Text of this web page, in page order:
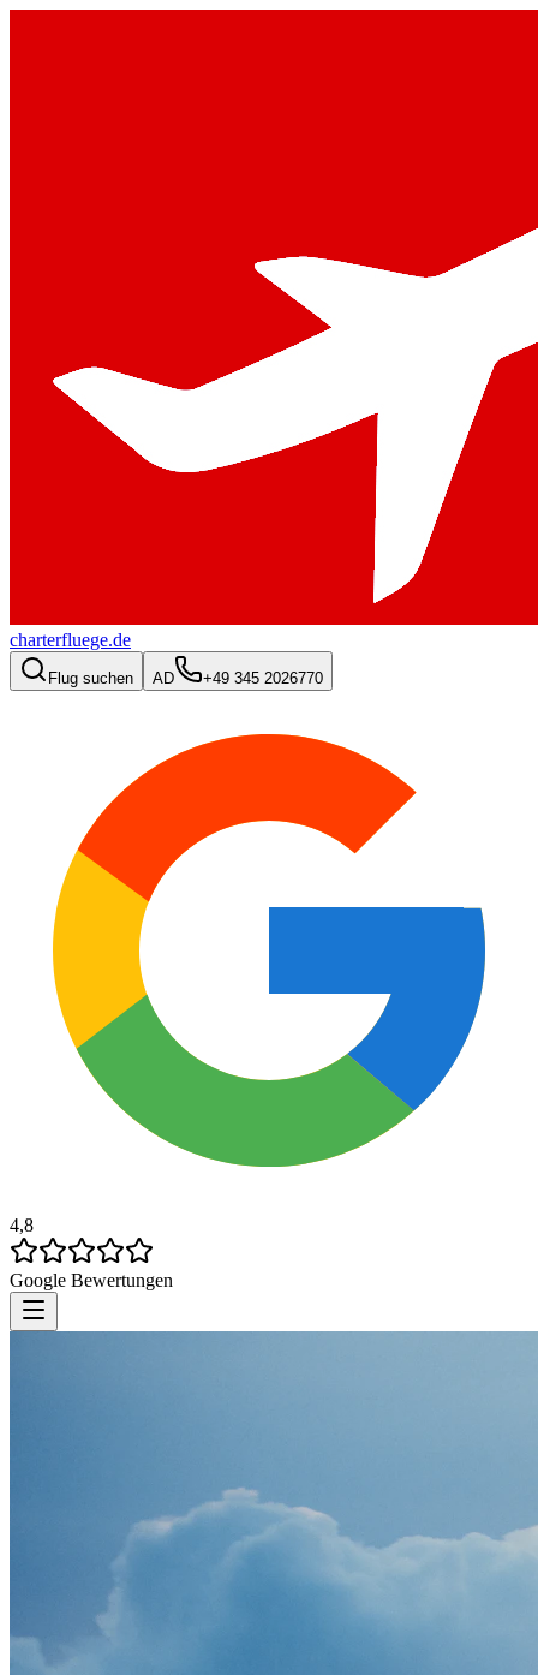
charterfluege.de
Flug suchen AD +49 345 2026770
4,8
Google Bewertungen